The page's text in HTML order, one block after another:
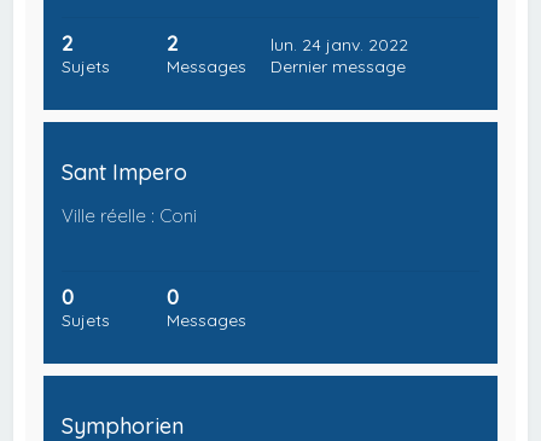
2
Sujets
2
Messages
lun. 24 janv. 2022
Dernier message
Sant Impero
Ville réelle : Coni
0
Sujets
0
Messages
Symphorien